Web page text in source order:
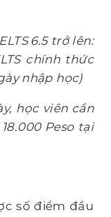
6.5 trở lên:
chính thức
nhập học)
học viên cần
Peso tại
số điểm đầu